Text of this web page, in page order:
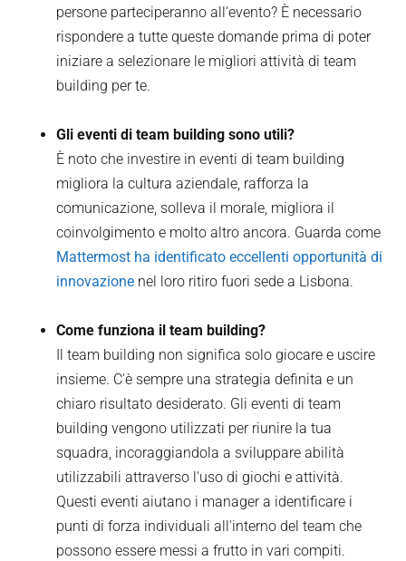
persone parteciperanno all'evento? È necessario
rispondere a tutte queste domande prima di poter
iniziare a selezionare le migliori attività di team
building per te.
Gli eventi di team building sono utili?
È noto che investire in eventi di team building
migliora la cultura aziendale, rafforza la
comunicazione, solleva il morale, migliora il
coinvolgimento e molto altro ancora. Guarda come
Mattermost ha identificato eccellenti opportunità di
innovazione nel loro ritiro fuori sede a Lisbona.
Come funziona il team building?
Il team building non significa solo giocare e uscire
insieme. C'è sempre una strategia definita e un
chiaro risultato desiderato. Gli eventi di team
building vengono utilizzati per riunire la tua
squadra, incoraggiandola a sviluppare abilità
utilizzabili attraverso l'uso di giochi e attività.
Questi eventi aiutano i manager a identificare i
punti di forza individuali all'interno del team che
possono essere messi a frutto in vari compiti.